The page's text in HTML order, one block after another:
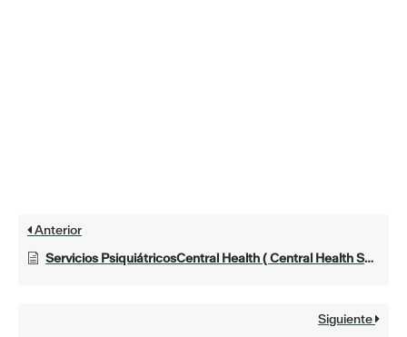
Anterior
Servicios PsiquiátricosCentral Health ( Central Health Servicios Psiquiátricos)
Siguiente